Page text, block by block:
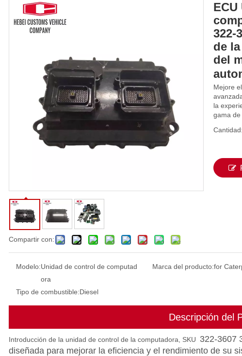
Compartir con:
322-
de
del
Mejore
la
gama de
Cantidad:
Modelo:Unidad de control de computad
ora
Marca del producto:for
Tipo de combustible:Diesel
Descripción del
Introducción de la unidad de control de la computadora, SKU 322-3607
diseñada para mejorar la eficiencia y el rendimiento de su